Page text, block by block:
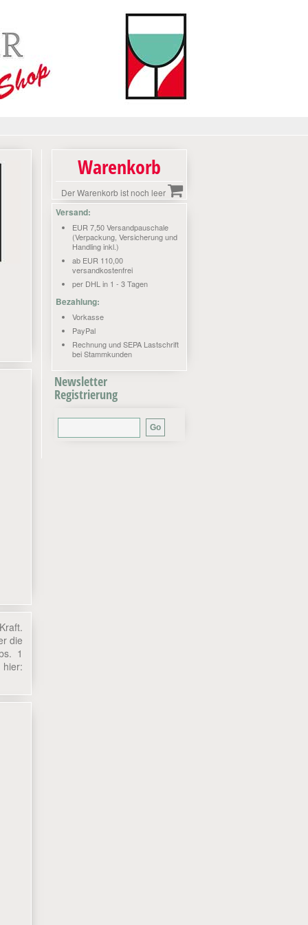
die
1
Warenkorb
Der Warenkorb ist noch leer
Versand:
EUR 7,50 Versandpauschale
(Verpackung, Versicherung und
Handling inkl.)
ab EUR 110,00
versandkostenfrei
per DHL in 1 - 3 Tagen
Bezahlung:
Vorkasse
PayPal
Rechnung und SEPA Lastschrift
bei Stammkunden
Newsletter
Registrierung